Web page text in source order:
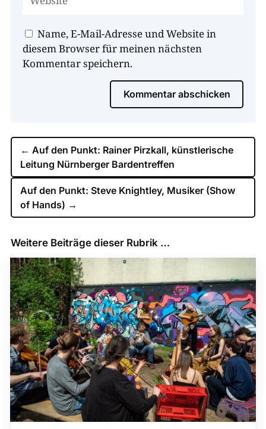
Name, E-Mail-Adresse und Website in
diesem Browser für meinen nächsten
Kommentar speichern.
Kommentar abschicken
← Auf den Punkt: Rainer Pirzkall, künstlerische
Leitung Nürnberger Bardentreffen
Auf den Punkt: Steve Knightley, Musiker (Show
of Hands) →
Weitere Beiträge dieser Rubrik …